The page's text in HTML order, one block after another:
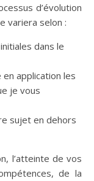
d’évolution
variera selon :
dans le
application les
je vous
sujet en dehors
l’atteinte de vos
de la